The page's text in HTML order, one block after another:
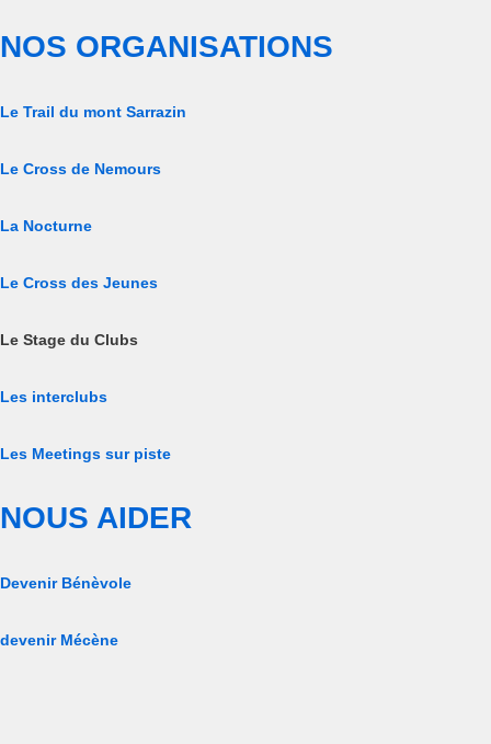
NOS ORGANISATIONS
Le Trail du mont Sarrazin
Le Cross de Nemours
La Nocturne
Le Cross des Jeunes
Le Stage du Clubs
Les interclubs
Les Meetings sur piste
NOUS AIDER
Devenir Bénèvole
devenir Mécène